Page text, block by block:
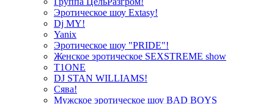
Эротическое шоу Extasy!
Dj MY!
Yanix
Эротическое шоу "PRIDE"!
Женское эротическое SEXSTREME show
T1ONE
DJ STAN WILLIAMS!
Сява!
Мужское эротическое шоу BAD BOYS